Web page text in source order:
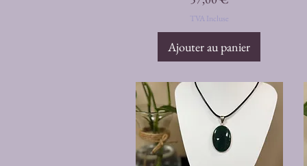
TVA Incluse
Ajouter au panier